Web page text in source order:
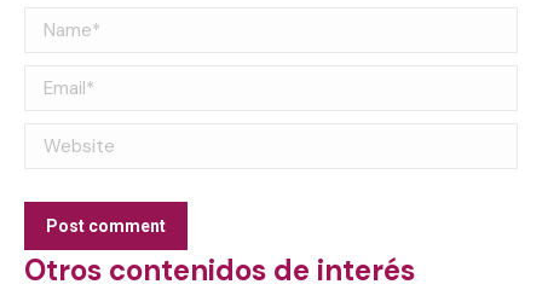
Name *
Email *
Website
Post comment
Otros contenidos de interés